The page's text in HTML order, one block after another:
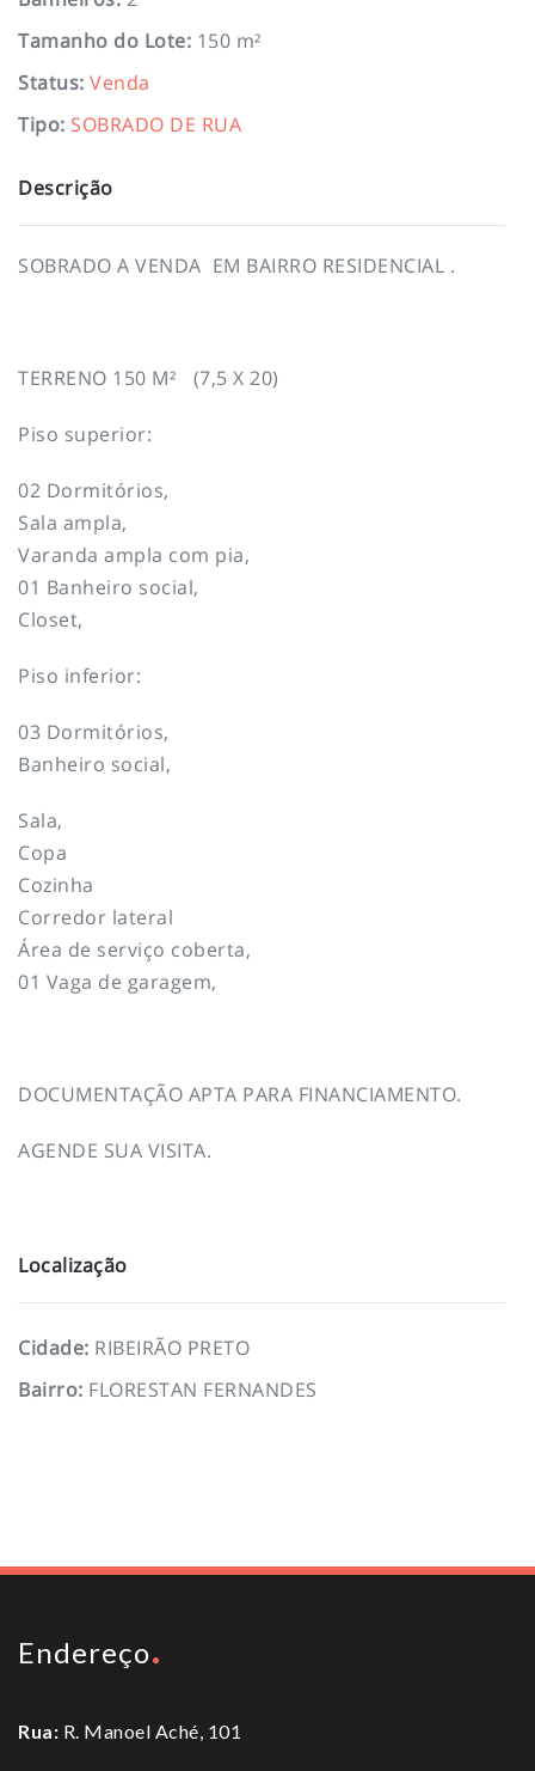
Tamanho do Lote: 150 m²
Status: Venda
Tipo: SOBRADO DE RUA
Descrição
SOBRADO A VENDA EM BAIRRO RESIDENCIAL .
TERRENO 150 M² (7,5 X 20)
Piso superior:
02 Dormitórios,
Sala ampla,
Varanda ampla com pia,
01 Banheiro social,
Closet,
Piso inferior:
03 Dormitórios,
Banheiro social,
Sala,
Copa
Cozinha
Corredor lateral
Área de serviço coberta,
01 Vaga de garagem,
DOCUMENTAÇÃO APTA PARA FINANCIAMENTO.
AGENDE SUA VISITA.
Localização
Cidade: RIBEIRÃO PRETO
Bairro: FLORESTAN FERNANDES
Endereço
Rua: R. Manoel Aché, 101